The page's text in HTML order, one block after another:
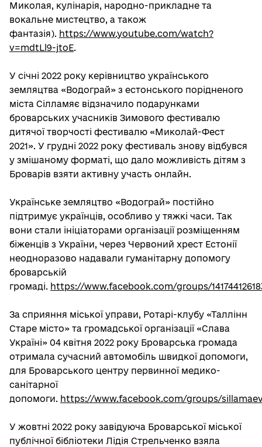
Миколая, кулінарія, народно-прикладне та
вокальне мистецтво, а також
фантазія). https://www.youtube.com/watch?
v=mdtLl9-jtoE.
У січні 2022 року керівництво українського
земляцтва «Водограй» з естонського порідненого
міста Сілламяє відзначило подарунками
броварських учасників Зимового фестивалю
дитячої творчості фестивалю «Миколай-Фест
2021». У грудні 2022 року фестиваль знову відбувся
у змішаному форматі, що дало можливість дітям з
Броварів взяти активну участь онлайн.
Українське земляцтво «Водограй» постійно
підтримує українців, особливо у тяжкі часи. Так
вони стали ініціаторами організації розміщенням
біженців з України, через Червоний хрест Естонії
неодноразово надавали гуманітарну допомогу
броварській
громаді. https://www.facebook.com/groups/
За сприяння міської управи, Ротарі-клубу «Таллінн
Старе місто» та громадської організації «Слава
Україні» 04 квітня 2022 року Броварська громада
отримала сучасний автомобіль швидкої допомоги,
для Броварського центру первинної медико-
санітарної
допомоги. https://www.facebook.com/groups/
У жовтні 2022 року завідуюча Броварської міської
публічної бібліотеки Лідія Стрельченко взяла